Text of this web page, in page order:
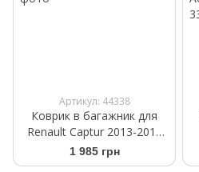
Артикул: 44338
Коврик в багажник для
Renault Captur 2013-2019
верхняя полка Frogum
ProLine TM400726
1 985 грн